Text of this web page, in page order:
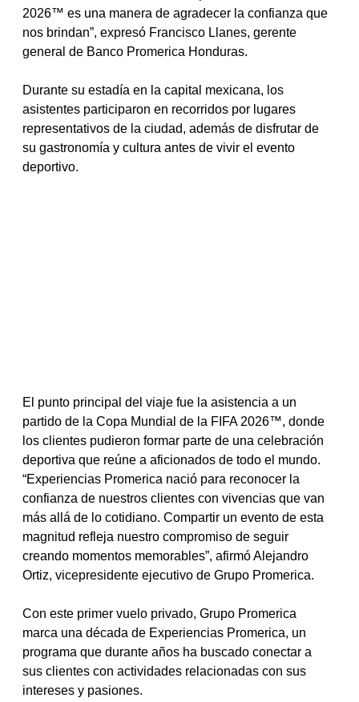
2026™ es una manera de agradecer la confianza que
nos brindan”, expresó Francisco Llanes, gerente
general de Banco Promerica Honduras.
Durante su estadía en la capital mexicana, los
asistentes participaron en recorridos por lugares
representativos de la ciudad, además de disfrutar de
su gastronomía y cultura antes de vivir el evento
deportivo.
El punto principal del viaje fue la asistencia a un
partido de la Copa Mundial de la FIFA 2026™, donde
los clientes pudieron formar parte de una celebración
deportiva que reúne a aficionados de todo el mundo.
“Experiencias Promerica nació para reconocer la
confianza de nuestros clientes con vivencias que van
más allá de lo cotidiano. Compartir un evento de esta
magnitud refleja nuestro compromiso de seguir
creando momentos memorables”, afirmó Alejandro
Ortiz, vicepresidente ejecutivo de Grupo Promerica.
Con este primer vuelo privado, Grupo Promerica
marca una década de Experiencias Promerica, un
programa que durante años ha buscado conectar a
sus clientes con actividades relacionadas con sus
intereses y pasiones.